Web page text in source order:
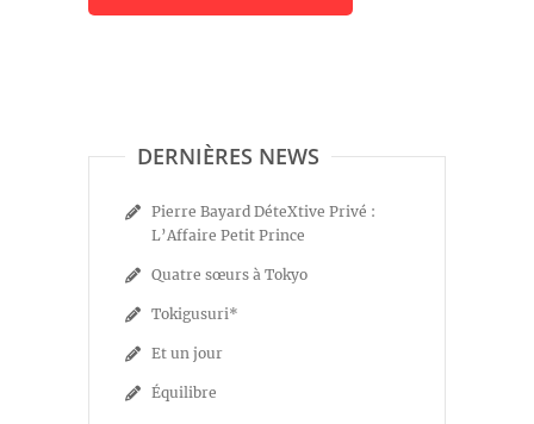
DERNIÈRES NEWS
Pierre Bayard DéteXtive Privé :
L’Affaire Petit Prince
Quatre sœurs à Tokyo
Tokigusuri*
Et un jour
Équilibre